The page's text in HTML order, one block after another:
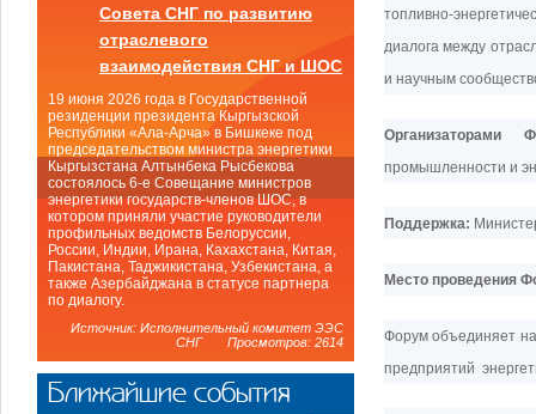
топливно-
диалога между
и научным
Организаторами
промышленности и
Поддержка:
Место проведения
Форум объединяет
предприятий
Совета СНГ по развитию
отраслевого
взаимодействия СНГ и ШОС
19 июня 2026 года в Государственной
резиденции президента Кыргызской
Республики «Ала-Арча» в Бишкеке под
председательством министра энергетики
Кыргызстана Алтынбека Рысбекова
состоялось 6-е Совещание министров
энергетики государств-членов ШОС, в
котором приняли участие руководители
профильных ведомств Белоруссии,
России, Индии, Ирана, Кахахстана, Китая,
Пакистана, Таджикистана, Узбекистана, а
также Азербайджана в статусе партнера
по диалогу.
Источник: Исполнительный комитет ЭЭС
СНГ Просмотров: 2614
Ближайшие события